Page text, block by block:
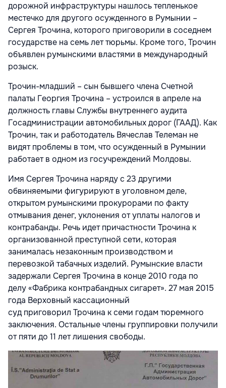
дорожной инфраструктуры нашлось тепленькое
местечко для другого осужденного в Румынии –
Сергея Трочина, которого приговорили в соседнем
государстве на семь лет тюрьмы. Кроме того, Трочин
объявлен румынскими властями в международный
розыск.
Трочин-младший – сын бывшего члена Счетной
палаты Георгия Трочина – устроился в апреле на
должность главы Службы внутреннего аудита
Госадминистрации автомобильных дорог (ГААД). Как
Трочин, так и работодатель Вячеслав Телеман не
видят проблемы в том, что осужденный в Румынии
работает в одном из госучреждений Молдовы.
Имя Сергея Трочина наряду с 23 другими
обвиняемыми фигурируют в уголовном деле,
открытом румынскими прокурорами по факту
отмывания денег, уклонения от уплаты налогов и
контрабанды. Речь идет причастности Трочина к
организованной преступной сети, которая
занималась незаконным производством и
перевозкой табачных изделий. Румынские власти
задержали Сергея Трочина в конце 2010 года по
делу «Фабрика контрабандных сигарет». 27 мая 2015
года Верховный кассационный
суд приговорил Трочина к семи годам тюремного
заключения. Остальные члены группировки получили
от пяти до 11 лет лишения свободы.